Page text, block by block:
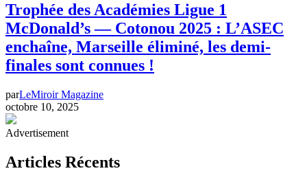
Trophée des Académies Ligue 1
McDonald’s — Cotonou 2025 : L’ASEC
enchaîne, Marseille éliminé, les demi-
finales sont connues !
parLeMiroir Magazine
octobre 10, 2025
Advertisement
Articles Récents